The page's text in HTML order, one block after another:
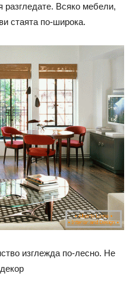
Всяко мебели,
стаята по-широка.
изглежда по-лесно. Не